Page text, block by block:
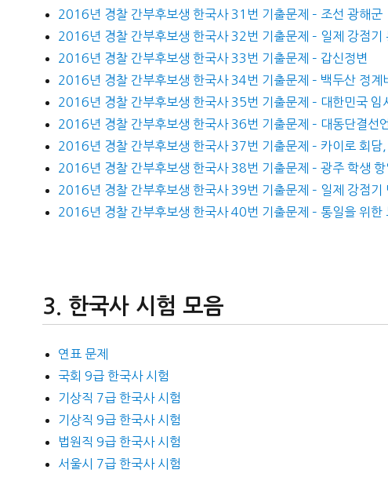
2016년 경찰 간부후보생 한국사 31번 기출문제 – 조선 광해군
2016년 경찰 간부후보생 한국사 32번 기출문제 – 일제 강점기
2016년 경찰 간부후보생 한국사 33번 기출문제 – 갑신정변
2016년 경찰 간부후보생 한국사 34번 기출문제 – 백두산 정계
2016년 경찰 간부후보생 한국사 35번 기출문제 – 대한민국 임
2016년 경찰 간부후보생 한국사 36번 기출문제 – 대동단결선언
2016년 경찰 간부후보생 한국사 37번 기출문제 – 카이로 회담
2016년 경찰 간부후보생 한국사 38번 기출문제 – 광주 학생 항
2016년 경찰 간부후보생 한국사 39번 기출문제 – 일제 강점기
2016년 경찰 간부후보생 한국사 40번 기출문제 – 통일을 위한
한국사 시험 모음
연표 문제
국회 9급 한국사 시험
기상직 7급 한국사 시험
기상직 9급 한국사 시험
법원직 9급 한국사 시험
서울시 7급 한국사 시험